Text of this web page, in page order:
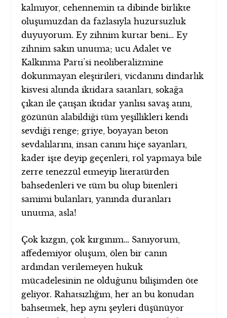
kalmıyor, cehennemin ta dibinde birlikte
oluşumuzdan da fazlasıyla huzursuzluk
duyuyorum. Ey zihnim kurtar beni… Ey
zihnim sakın unutma; ucu Adalet ve
Kalkınma Parti’si neoliberalizmine
dokunmayan eleştirileri, vicdanını dindarlık
kisvesi altında iktidara satanları, sokağa
çıkan ile çatışan iktidar yanlısı savaş atını,
gözünün alabildiği tüm yeşillikleri kendi
sevdiği renge; griye, boyayan beton
sevdalılarını, insan canını hiçe sayanları,
kader işte deyip geçenleri, rol yapmaya bile
zerre tenezzül etmeyip literatürden
bahsedenleri ve tüm bu olup bitenleri
samimi bulanları, yanında duranları
unutma, asla!
Çok kızgın, çok kırgınım… Sanıyorum,
affedemiyor oluşum, ölen bir canın
ardından verilemeyen hukuk
mücadelesinin ne olduğunu bilişimden öte
geliyor. Rahatsızlığım, her an bu konudan
bahsetmek, hep aynı şeyleri düşünüyor